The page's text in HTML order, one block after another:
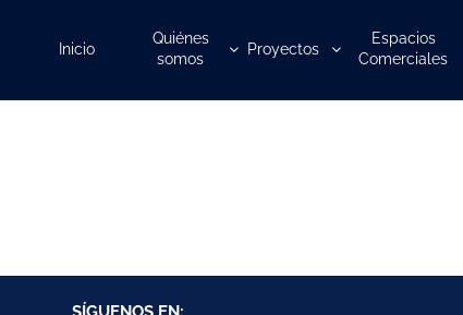
Inicio
Quiénes
somos
Proyectos
Espacios
Comerciales